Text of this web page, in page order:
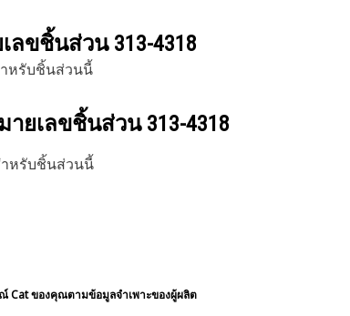
ลขชิ้นส่วน 313-4318
ำหรับชิ้นส่วนนี้
ายเลขชิ้นส่วน 313-4318
หรับชิ้นส่วนนี้
Cat ของคุณตามข้อมูลจำเพาะของผู้ผลิต